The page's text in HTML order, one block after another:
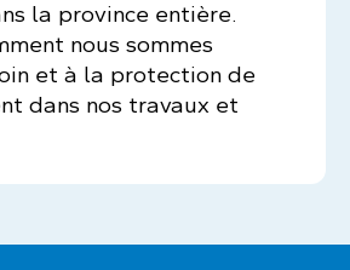
la province entière.
nous sommes
et à la protection de
dans nos travaux et